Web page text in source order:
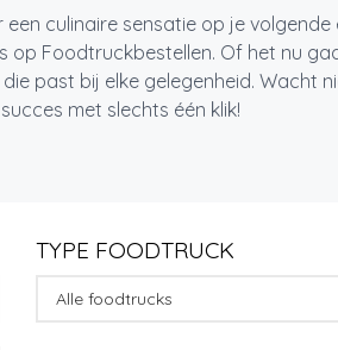
een culinaire sensatie op je
op Foodtruckbestellen. Of het nu
past bij elke gelegenheid. Wacht
met slechts één klik!
TYPE FOODTRUCK
Alle foodtrucks